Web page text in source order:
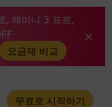
, 제미니 3 프로,
요금제 비교
무료로 시작하기